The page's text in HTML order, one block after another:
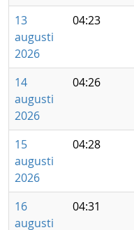
13
augusti
2026
04:23
14
augusti
2026
04:26
15
augusti
2026
04:28
16
augusti
04:31